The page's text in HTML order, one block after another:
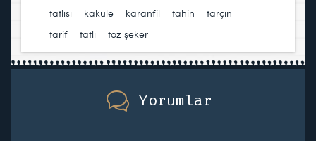
tatlısı
kakule karanfil tahin tarçın
tarif
tatlı toz şeker
Yorumlar